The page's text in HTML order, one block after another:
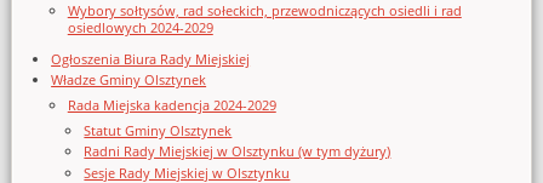
Wybory sołtysów, rad sołeckich, przewodniczących osiedli i rad
osiedlowych 2024-2029
Ogłoszenia Biura Rady Miejskiej
Władze Gminy Olsztynek
Rada Miejska kadencja 2024-2029
Statut Gminy Olsztynek
Radni Rady Miejskiej w Olsztynku (w tym dyżury)
Sesje Rady Miejskiej w Olsztynku